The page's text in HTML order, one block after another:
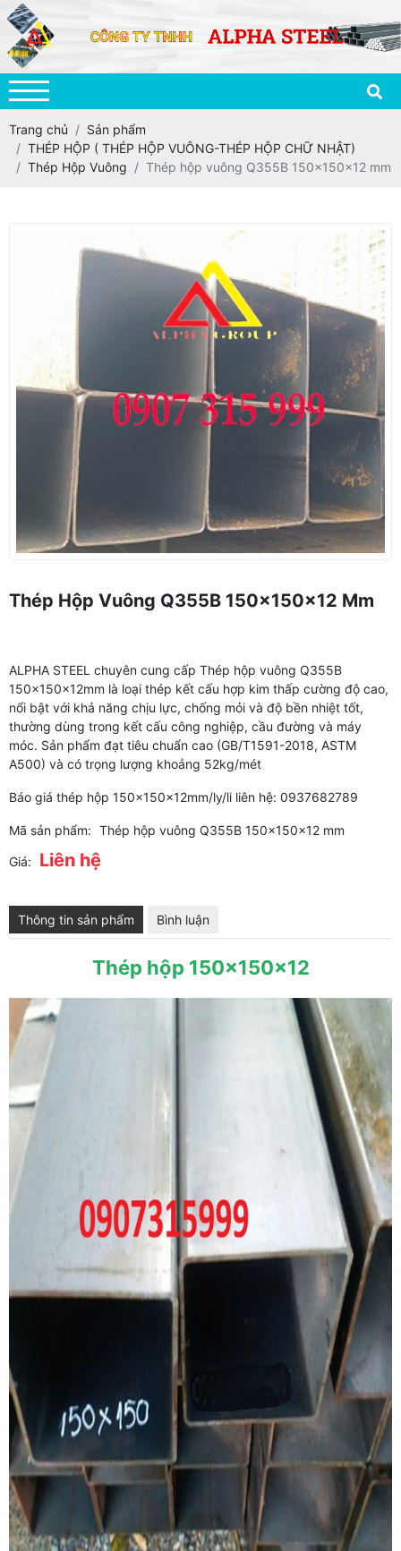
Trang chủ
Sản phẩm
THÉP HỘP ( THÉP HỘP VUÔNG-THÉP HỘP CHỮ NHẬT)
Thép Hộp Vuông
Thép hộp vuông Q355B 150x150x12 mm
Thép Hộp Vuông Q355B 150x150x12 Mm
ALPHA STEEL chuyên cung cấp Thép hộp vuông Q355B
150x150x12mm là loại thép kết cấu hợp kim thấp cường độ cao,
nổi bật với khả năng chịu lực, chống mỏi và độ bền nhiệt tốt,
thường dùng trong kết cấu công nghiệp, cầu đường và máy
móc. Sản phẩm đạt tiêu chuẩn cao (GB/T1591-2018, ASTM
A500) và có trọng lượng khoảng 52kg/mét
Báo giá thép hộp 150x150x12mm/ly/li liên hệ: 0937682789
Mã sản phẩm: Thép hộp vuông Q355B 150x150x12 mm
Giá: Liên hệ
Thông tin sản phẩm Bình luận
Thép hộp 150x150x12